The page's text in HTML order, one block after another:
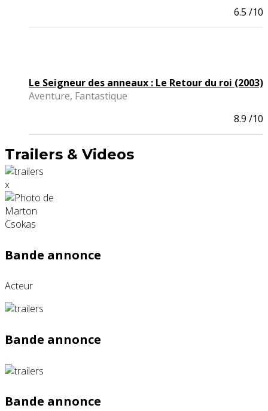
6.5 /10
Le Seigneur des anneaux : Le Retour du roi (2003)
Aventure, Fantastique
8.9 /10
Trailers & Videos
x
Bande annonce
Acteur
Bande annonce
Bande annonce